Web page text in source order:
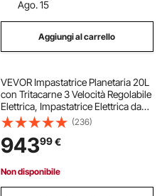
Ago. 15
Aggiungi al carrello
VEVOR Impastatrice Planetaria 20L
con Tritacarne 3 Velocità Regolabile
Elettrica, Impastatrice Elettrica da
Cucina per Farina Uova Crema
Carne Ciotola 20L Velocità
Regolabile, Impastatrice Planetaria
(236)
94399€
Non disponibile